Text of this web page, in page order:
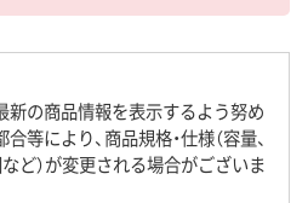
新の商品情報を表示するよう努め
等により、商品規格・仕様（容量、
ど）が変更される場合がございま